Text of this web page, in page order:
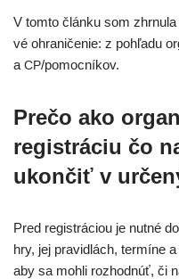
V tom­to člán­ku som
vé ohra­ni­če­nie: z pohľa­du
a CP/pomocníkov.
Prečo ako
registráciu čo
ukončiť v
Pred regis­trá­ci­ou je nut­né
hry, jej pra­vid­lách, ter­mí­ne
aby sa moh­li roz­hod­núť, či